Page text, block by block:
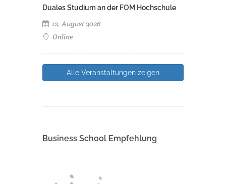
Duales Studium an der FOM Hochschule
12. August 2026
Online
Alle Veranstaltungen zeigen
Business School Empfehlung